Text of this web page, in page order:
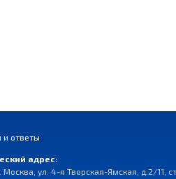
и ответы
адрес:
Москва, ул. 4-я Тверская-Ямская, д.2/11,